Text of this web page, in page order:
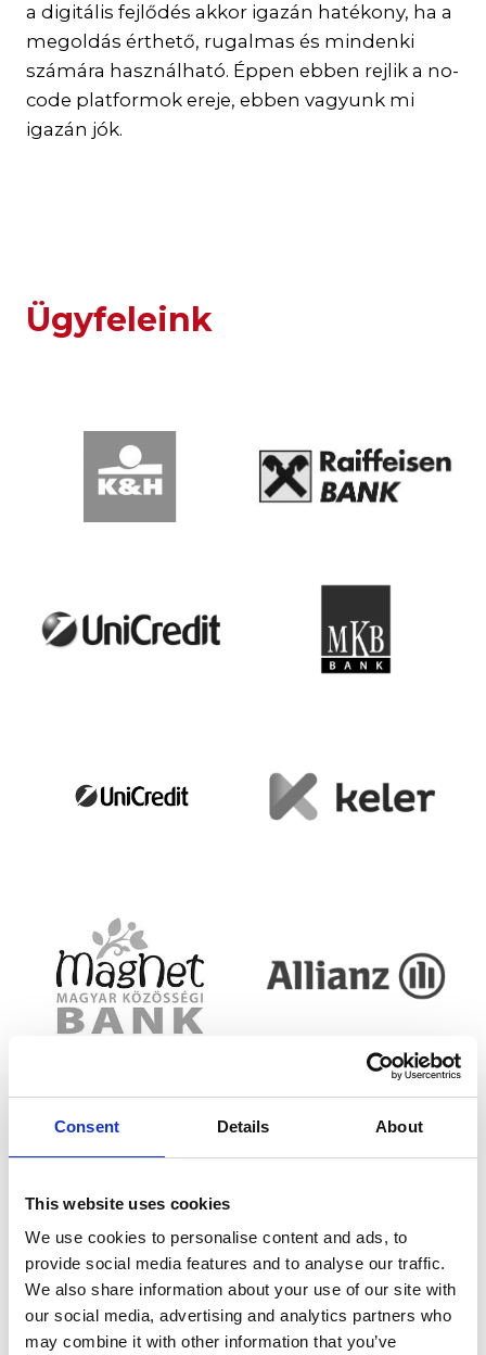
Consent Details About
This website uses cookies
We use cookies to personalise content and ads, to
provide social media features and to analyse our traffic.
We also share information about your use of our site with
our social media, advertising and analytics partners who
may combine it with other information that you’ve
a digitális fejlődés akkor igazán hatékony, ha a
megoldás érthető, rugalmas és mindenki
számára használható. Éppen ebben rejlik a no-
code platformok ereje, ebben vagyunk mi
igazán jók.
Ügyfeleink